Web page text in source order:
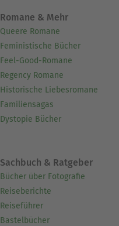
Romane & Mehr
Queere Romane
Feministische Bücher
Feel-Good-Romane
Regency Romane
Historische Liebesromane
Familiensagas
Dystopie Bücher
Sachbuch & Ratgeber
Bücher über Fotografie
Reiseberichte
Reiseführer
Bastelbücher